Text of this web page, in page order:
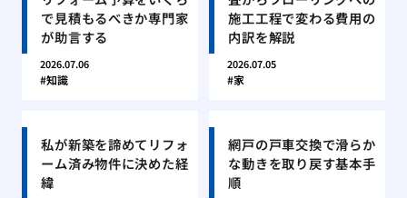
で見積もるべきか専門家
が助言する
2026.07.06
知識
施工工程で変わる費用の
内訳を解説
2026.07.05
家
私が新築を諦めてリフォ
ーム済み物件に決めた経
緯
網戸の戸車交換で滑らか
な動きを取り戻す基本手
順